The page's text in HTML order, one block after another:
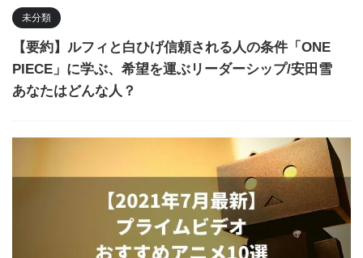
未分類
【要約】ルフィと白ひげ信頼される人の条件「ONE
PIECE」に学ぶ、希望を運ぶリーダーシップ/安田雪
あなたはどんな人？